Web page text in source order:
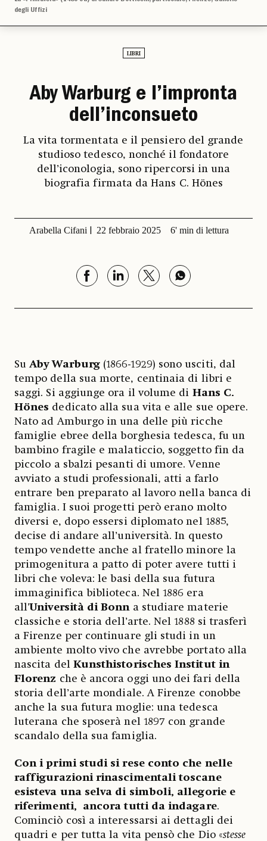
degli Uffizi
LIBRI
Aby Warburg e l’impronta
dell’inconsueto
La vita tormentata e il pensiero del grande
studioso tedesco, nonché il fondatore
dell’iconologia, sono ripercorsi in una
biografia firmata da Hans C. Hönes
Arabella Cifani 22 febbraio 2025 6' min di lettura
SuAby Warburg (1866-1929) sono usciti, dal
tempo della sua morte, centinaia di libri e
saggi. Si aggiunge ora il volume di Hans C.
Hönes dedicato alla sua vita e alle sue opere.
Nato ad Amburgo in una delle più ricche
famiglie ebree della borghesia tedesca, fu un
bambino fragile e malaticcio, soggetto fin da
piccolo a sbalzi pesanti di umore. Venne
avviato a studi professionali, atti a farlo
entrare ben preparato al lavoro nella banca di
famiglia. I suoi progetti però erano molto
diversi e, dopo essersi diplomato nel 1885,
decise di andare all’università. In questo
tempo vendette anche al fratello minore la
primogenitura a patto di poter avere tutti i
libri che voleva: le basi della sua futura
immaginifica biblioteca. Nel 1886 era
all’Università di Bonn a studiare materie
classiche e storia dell’arte. Nel 1888 si trasferì
a Firenze per continuare gli studi in un
ambiente molto vivo che avrebbe portato alla
nascita del Kunsthistorisches Institut in
Florenz che è ancora oggi uno dei fari della
storia dell’arte mondiale. A Firenze conobbe
anche la sua futura moglie: una tedesca
luterana che sposerà nel 1897 con grande
scandalo della sua famiglia.
Con i primi studi si rese conto che nelle
raffigurazioni rinascimentali toscane
esisteva una selva di simboli, allegorie e
riferimenti, ancora tutti da indagare.
Cominciò così a interessarsi ai dettagli dei
quadri e per tutta la vita pensò che Dio «stesse